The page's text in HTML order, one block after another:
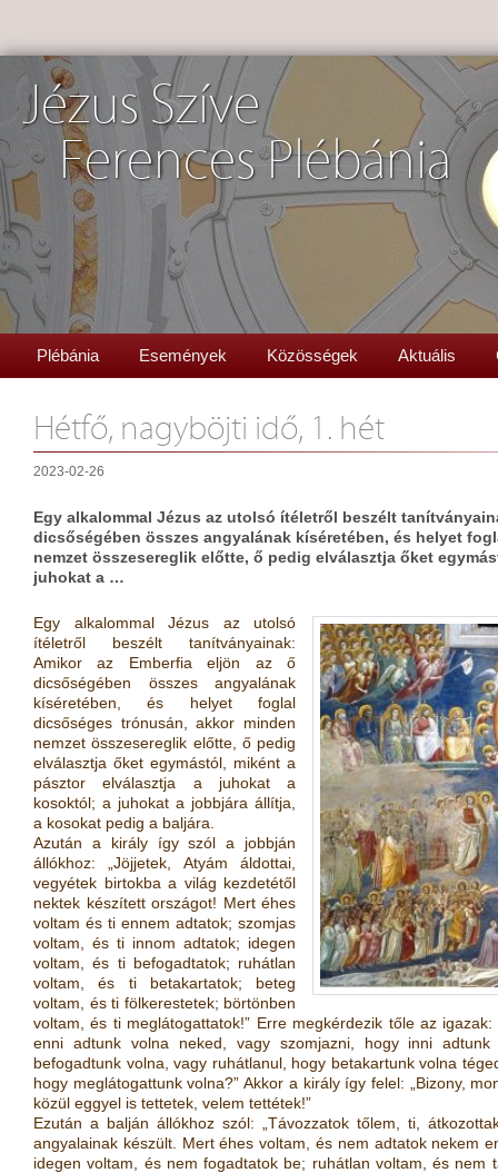
Jézus Szíve
Ferences Plébánia
Plébánia Események Közösségek Aktuális
Hétfő, nagyböjti idő, 1. hét
2023-02-26
Egy alkalommal Jézus az utolsó ítéletről beszélt
dicsőségében összes angyalának kíséretében, és helyet
nemzet összesereglik előtte, ő pedig elválasztja őket
juhokat a …
Egy alkalommal Jézus az utolsó
ítéletről beszélt tanítványainak:
Amikor az Emberfia eljön az ő
dicsőségében összes angyalának
kíséretében, és helyet foglal
dicsőséges trónusán, akkor minden
nemzet összesereglik előtte, ő pedig
elválasztja őket egymástól, miként a
pásztor elválasztja a juhokat a
kosoktól; a juhokat a jobbjára állítja,
a kosokat pedig a baljára.
Azután a király így szól a jobbján
állókhoz: „Jöjjetek, Atyám áldottai,
vegyétek birtokba a világ kezdetétől
nektek készített országot! Mert éhes
voltam és ti ennem adtatok; szomjas
voltam, és ti innom adtatok; idegen
voltam, és ti befogadtatok; ruhátlan
voltam, és ti betakartatok; beteg
voltam, és ti fölkerestetek; börtönben
voltam, és ti meglátogattatok!” Erre megkérdezik tőle az
enni adtunk volna neked, vagy szomjazni, hogy inni
befogadtunk volna, vagy ruhátlanul, hogy betakartunk volna
hogy meglátogattunk volna?” Akkor a király így felel: „Bizony,
közül eggyel is tettetek, velem tettétek!”
Ezután a balján állókhoz szól: „Távozzatok tőlem, ti,
angyalainak készült. Mert éhes voltam, és nem adtatok nekem
idegen voltam, és nem fogadtatok be; ruhátlan voltam, és nem